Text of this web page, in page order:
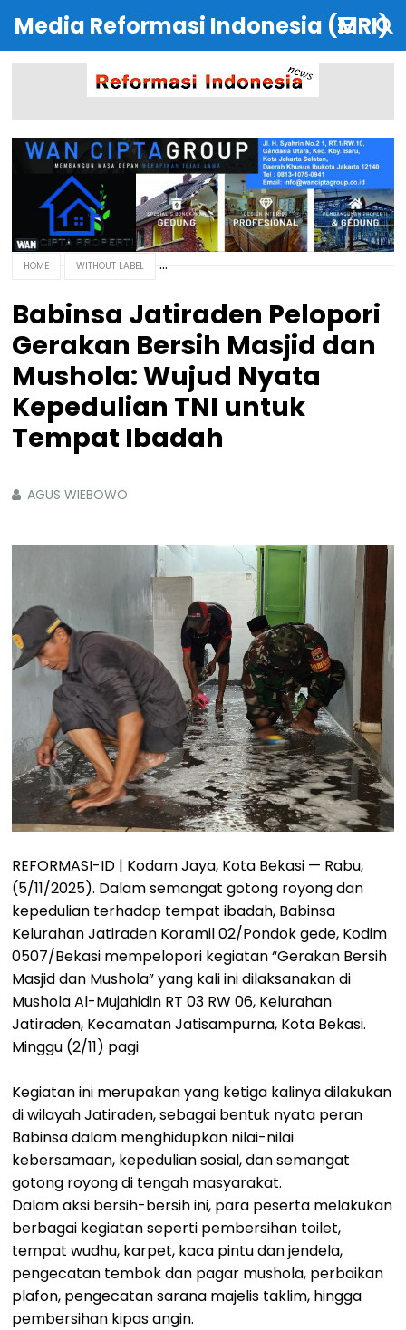
Media Reformasi Indonesia (MRI)
HOME WITHOUT LABEL
Babinsa Jatiraden Pelopori
Gerakan Bersih Masjid dan
Mushola: Wujud Nyata
Kepedulian TNI untuk
Tempat Ibadah
AGUS WIEBOWO
REFORMASI-ID | Kodam Jaya, Kota Bekasi — Rabu,
(5/11/2025). Dalam semangat gotong royong dan
kepedulian terhadap tempat ibadah, Babinsa
Kelurahan Jatiraden Koramil 02/Pondok gede, Kodim
0507/Bekasi mempelopori kegiatan “Gerakan Bersih
Masjid dan Mushola” yang kali ini dilaksanakan di
Mushola Al-Mujahidin RT 03 RW 06, Kelurahan
Jatiraden, Kecamatan Jatisampurna, Kota Bekasi.
Minggu (2/11) pagi
Kegiatan ini merupakan yang ketiga kalinya dilakukan
di wilayah Jatiraden, sebagai bentuk nyata peran
Babinsa dalam menghidupkan nilai-nilai
kebersamaan, kepedulian sosial, dan semangat
gotong royong di tengah masyarakat.
Dalam aksi bersih-bersih ini, para peserta melakukan
berbagai kegiatan seperti pembersihan toilet,
tempat wudhu, karpet, kaca pintu dan jendela,
pengecatan tembok dan pagar mushola, perbaikan
plafon, pengecatan sarana majelis taklim, hingga
pembersihan kipas angin.